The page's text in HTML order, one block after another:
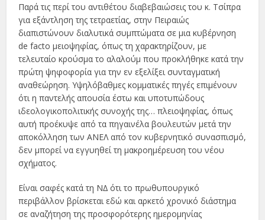
Παρά τις περί του αντιθέτου διαβεβαιώσεις του κ. Τσίπρα
για εξάντληση της τετραετίας, στην Πειραιώς
διαπιστώνουν διαλυτικά συµπτώµατα σε µια κυβέρνηση
de facto µειοψηφίας, όπως τη χαρακτηρίζουν, µε
τελευταίο κρούσµα το αλαλούµ που προκλήθηκε κατά την
πρώτη ψηφοφορία για την εν εξελίξει συνταγµατική
αναθεώρηση. Υψηλόβαθµες κοµµατικές πηγές επιµένουν
ότι η παντελής απουσία έστω και υποτυπώδους
ιδεολογικοπολιτικής συνοχής της… πλειοψηφίας, όπως
αυτή προέκυψε από τα πηγαινέλα βουλευτών µετά την
αποκόλληση των ΑΝΕΛ από τον κυβερνητικό συνασπισµό,
δεν µπορεί να εγγυηθεί τη µακροηµέρευση του νέου
σχήµατος.
Είναι σαφές κατά τη Ν∆ ότι το πρωθυπουργικό
περιβάλλον βρίσκεται εδώ και αρκετό χρονικό διάστηµα
σε αναζήτηση της προσφορότερης ηµεροµηνίας